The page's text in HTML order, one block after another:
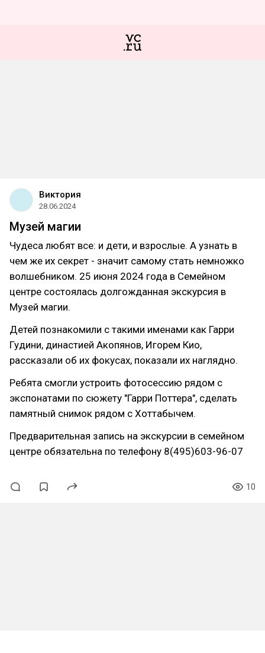
Виктория
28.06.2024
Музей магии
Чудеса любят все: и дети, и взрослые. А узнать в
чем же их секрет - значит самому стать немножко
волшебником. 25 июня 2024 года в Семейном
центре состоялась долгожданная экскурсия в
Музей магии.
Детей познакомили с такими именами как Гарри
Гудини, династией Акопянов, Игорем Кио,
рассказали об их фокусах, показали их наглядно.
Ребята смогли устроить фотосессию рядом с
экспонатами по сюжету "Гарри Поттера", сделать
памятный снимок рядом с Хоттабычем.
Предварительная запись на экскурсии в семейном
центре обязательна по телефону 8(495)603-96-07
10